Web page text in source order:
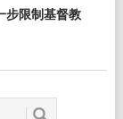
步限制基督教